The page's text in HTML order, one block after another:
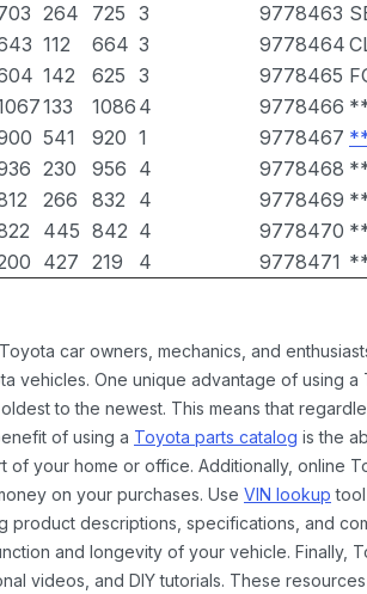
264 725 3 9778463
112 664 3 9778464
142 625 3 9778465
133 1086 4 9778466
541 920 1 9778467
230 956 4 9778468
266 832 4 9778469
445 842 4 9778470
427 219 4 9778471
car owners, mechanics, and
vehicles. One unique advantage of using
to the newest. This means that
of using a Toyota parts catalog is the
your home or office. Additionally, online
on your purchases. Use VIN lookup
descriptions, specifications, and
and longevity of your vehicle. Finally,
videos, and DIY tutorials. These